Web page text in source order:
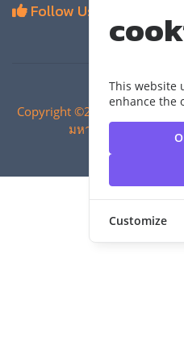
This website
enhance the
Customize
Follow Us
Copyright ©2024 สำนักวิทยบริ
มหาวิทยาลัยเทคโนโ